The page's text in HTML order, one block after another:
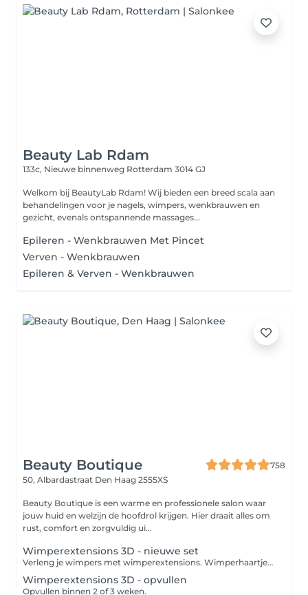
Beauty Lab Rdam
133c, Nieuwe binnenweg Rotterdam 3014 GJ
Welkom bij BeautyLab Rdam! Wij bieden een breed scala aan
behandelingen voor je nagels, wimpers, wenkbrauwen en
gezicht, evenals ontspannende massages...
Epileren - Wenkbrauwen Met Pincet
Verven - Wenkbrauwen
Epileren & Verven - Wenkbrauwen
Beauty Boutique
758
50, Albardastraat Den Haag 2555XS
Beauty Boutique is een warme en professionele salon waar
jouw huid en welzijn de hoofdrol krijgen. Hier draait alles om
rust, comfort en zorgvuldig ui...
Wimperextensions 3D - nieuwe set
Verleng je wimpers met wimperextensions. Wimperhaartjes worden aan je eigen wimpers geplakt en maken je wimpers langer en voller.
Wimperextensions 3D - opvullen
Opvullen binnen 2 of 3 weken.